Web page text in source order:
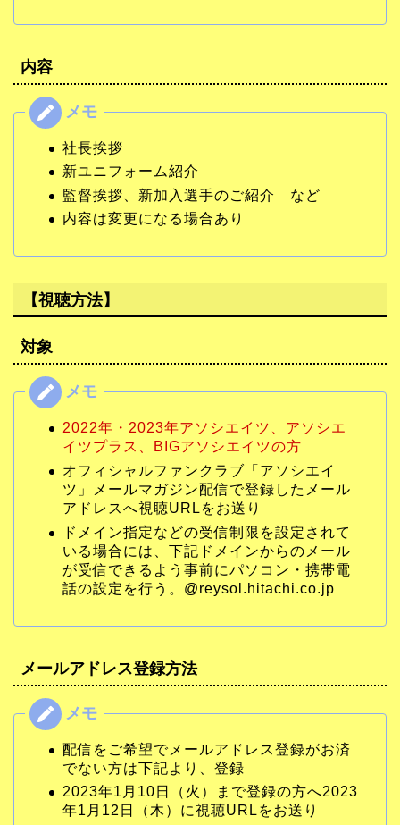
内容
社長挨拶
新ユニフォーム紹介
監督挨拶、新加入選手のご紹介 など
内容は変更になる場合あり
【視聴方法】
対象
2022年・2023年アソシエイツ、アソシエ
イツプラス、BIGアソシエイツの方
オフィシャルファンクラブ「アソシエイ
ツ」メールマガジン配信で登録したメール
アドレスへ視聴URLをお送り
ドメイン指定などの受信制限を設定されて
いる場合には、下記ドメインからのメール
が受信できるよう事前にパソコン・携帯電
話の設定を行う。@reysol.hitachi.co.jp
メールアドレス登録方法
配信をご希望でメールアドレス登録がお済
でない方は下記より、登録
2023年1月10日（火）まで登録の方へ2023
年1月12日（木）に視聴URLをお送り